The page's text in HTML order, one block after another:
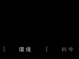
環境 科学